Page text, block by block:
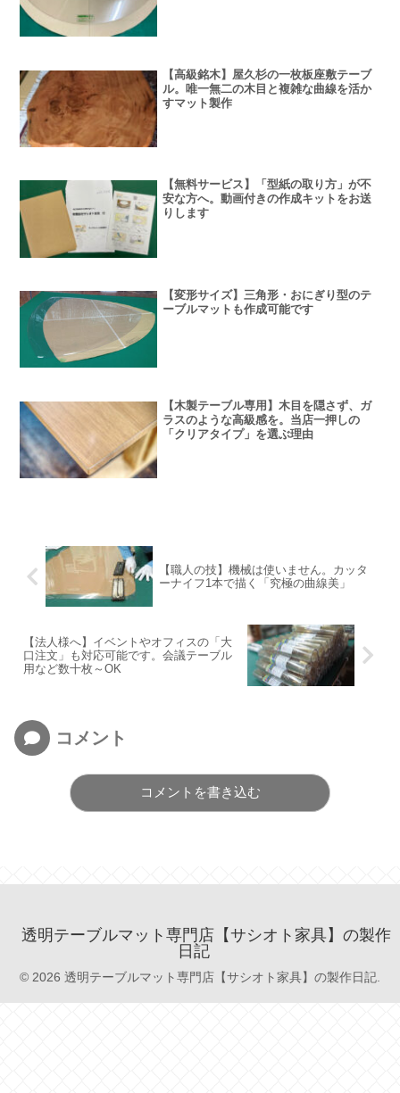
【高級銘木】屋久杉の一枚板座敷テーブ
ル。唯一無二の木目と複雑な曲線を活か
すマット製作
【無料サービス】「型紙の取り方」が不
安な方へ。動画付きの作成キットをお送
りします
【変形サイズ】三角形・おにぎり型のテ
ーブルマットも作成可能です
【木製テーブル専用】木目を隠さず、ガ
ラスのような高級感を。当店一押しの
「クリアタイプ」を選ぶ理由
【職人の技】機械は使いません。カッタ
ーナイフ1本で描く「究極の曲線美」
【法人様へ】イベントやオフィスの「大
口注文」も対応可能です。会議テーブル
用など数十枚～OK
コメント
コメントを書き込む
透明テーブルマット専門店【サシオト家具】の製作
日記
© 2026 透明テーブルマット専門店【サシオト家具】の製作日記.